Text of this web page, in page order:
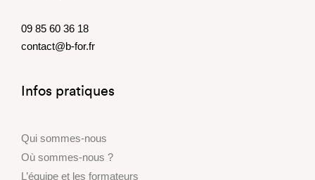
09 85 60 36 18
contact@b-for.fr
Infos pratiques
Qui sommes-nous
Où sommes-nous ?
L’équipe et les formateurs